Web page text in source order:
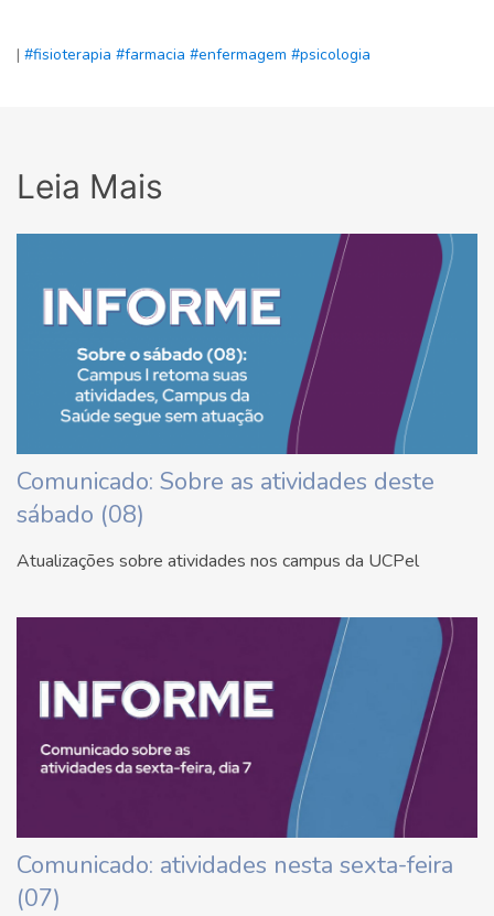
| #fisioterapia #farmacia #enfermagem #psicologia
Leia Mais
Comunicado: Sobre as atividades deste
sábado (08)
Atualizações sobre atividades nos campus da UCPel
Comunicado: atividades nesta sexta-feira
(07)